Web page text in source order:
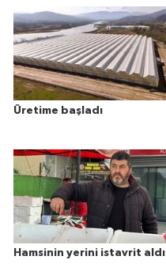
Üretime başladı
Hamsinin yerini istavrit aldı